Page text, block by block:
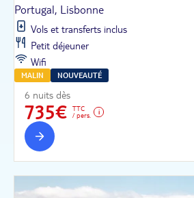
Portugal, Lisbonne
Vols et transferts inclus
Petit déjeuner
Wifi
MALIN NOUVEAUTÉ
6 nuits dès
735€
TTC
/ pers.